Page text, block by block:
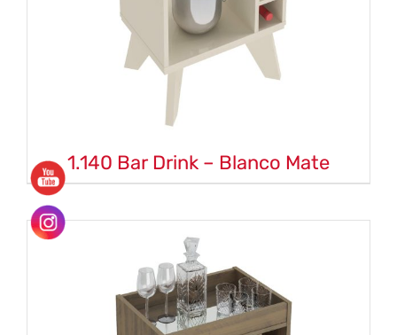
1.140 Bar Drink – Blanco Mate